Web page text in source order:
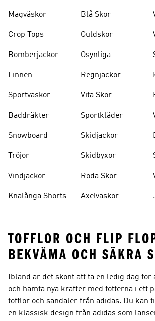
Magväskor
Crop Tops
Bomberjackor
Linnen
Sportväskor
Baddräkter
Snowboard
Tröjor
Vindjackor
Knälånga Shorts
Blå Skor
Guldskor
Osynliga
Regnjackor
Vita Skor
Sportkläder
Skidjackor
Skidbyxor
Röda Skor
Axelväskor
TOFFLOR OCH FLIP
BEKVÄMA OCH SÄKRA
Ibland är det skönt att ta en ledig dag för
och hämta nya krafter med fötterna i ett
tofflor och sandaler från adidas. Du kan
en klassisk design från adidas som